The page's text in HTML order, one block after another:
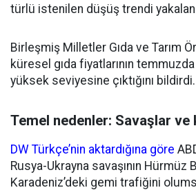
türlü istenilen düşüş trendi
Birleşmiş Milletler Gıda ve Tarım
küresel gıda fiyatlarının temmuzda
yüksek seviyesine çıktığını bildirdi.
Temel nedenler: Savaşlar ve
DW Türkçe’nin aktardığına göre
Rusya-Ukrayna savaşının Hürmüz
Karadeniz’deki gemi trafiğini